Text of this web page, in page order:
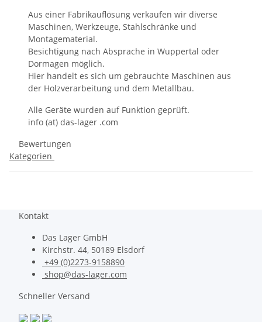
Aus einer Fabrikauflösung verkaufen wir diverse
Maschinen, Werkzeuge, Stahlschränke und
Montagematerial.
Besichtigung nach Absprache in Wuppertal oder
Dormagen möglich.
Hier handelt es sich um gebrauchte Maschinen aus
der Holzverarbeitung und dem Metallbau.
Alle Geräte wurden auf Funktion geprüft.
info (at) das-lager .com
Bewertungen
Kategorien
Kontakt
Das Lager GmbH
Kirchstr. 44, 50189 Elsdorf
+49 (0)2273-9158890
shop@das-lager.com
Schneller Versand